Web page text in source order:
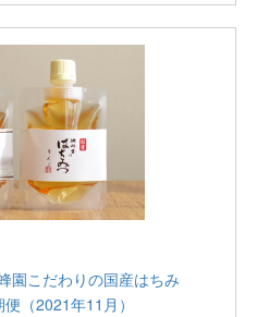
園こだわりの国産はちみ
（2021年11月）